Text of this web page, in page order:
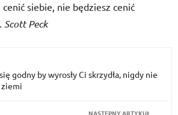
siebie, nie będziesz cenić
Scott Peck
godny by wyrosły Ci skrzydła, nigdy nie
NASTĘPNY ARTYKUŁ